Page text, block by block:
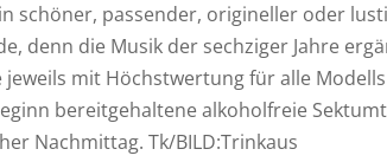
schöner, passender, origineller oder
denn die Musik der sechziger Jahre
jeweils mit Höchstwertung für alle
bereitgehaltene alkoholfreie
Nachmittag. Tk/BILD:Trinkaus